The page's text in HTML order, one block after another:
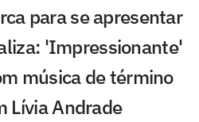
para se apresentar
'Impressionante'
música de término
Lívia Andrade